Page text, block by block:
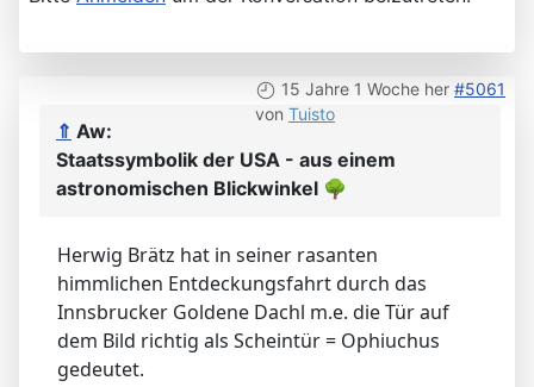
15 Jahre 1 Woche her #5061
von Tuisto
⇑ Aw:
Staatssymbolik der USA - aus einem
astronomischen Blickwinkel 🌳
Herwig Brätz hat in seiner rasanten
himmlichen Entdeckungsfahrt durch das
Innsbrucker Goldene Dachl m.e. die Tür auf
dem Bild richtig als Scheintür = Ophiuchus
gedeutet.